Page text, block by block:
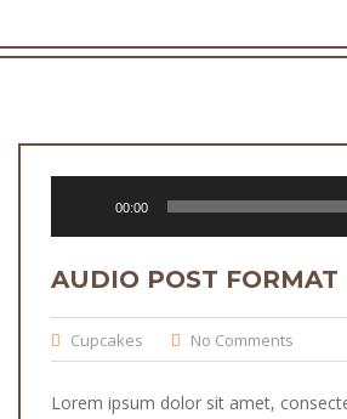
00:00
AUDIO POST FORMAT
Cupcakes No Comments
Lorem ipsum dolor sit amet,